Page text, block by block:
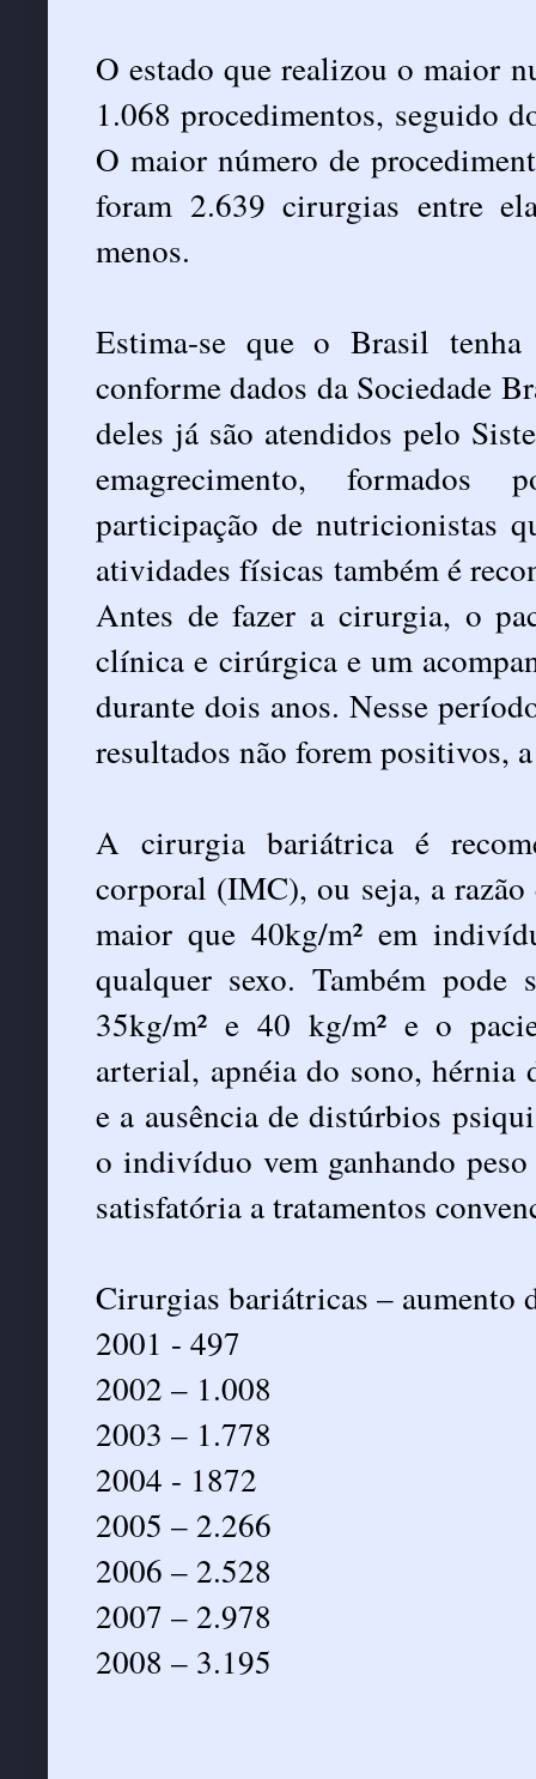
O estado que realizou o maior
1.068 procedimentos, seguido
O maior número de
foram 2.639 cirurgias entre
menos.
Estima-se que o Brasil
conforme dados da Sociedade
deles já são atendidos pelo
emagrecimento,
participação de nutricionistas
atividades físicas também é
Antes de fazer a cirurgia, o
clínica e cirúrgica e um
durante dois anos. Nesse
resultados não forem positivos,
A cirurgia bariátrica é
corporal (IMC), ou seja, a
maior que 40kg/m² em
qualquer sexo. Também
35kg/m² e 40 kg/m² e o
arterial, apnéia do sono, hérnia
e a ausência de distúrbios
o indivíduo vem ganhando
satisfatória a tratamentos
Cirurgias bariátricas – aumento
2001 - 497
2002 – 1.008
2003 – 1.778
2004 - 1872
2005 – 2.266
2006 – 2.528
2007 – 2.978
2008 – 3.195